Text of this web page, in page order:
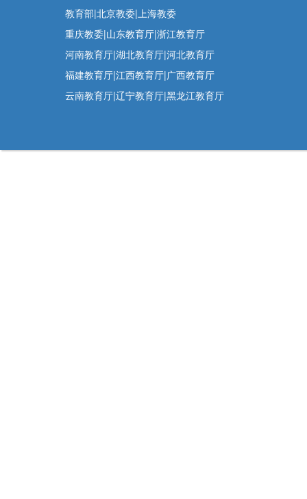
教育部|北京教委|上海教委
重庆教委|山东教育厅|浙江教育厅
河南教育厅|湖北教育厅|河北教育厅
福建教育厅|江西教育厅|广西教育厅
云南教育厅|辽宁教育厅|黑龙江教育厅